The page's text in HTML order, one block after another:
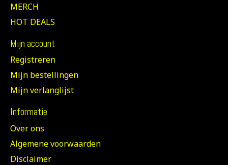
MERCH
HOT DEALS
Mijn account
Registreren
Mijn bestellingen
Mijn verlanglijst
Informatie
Over ons
Algemene voorwaarden
Disclaimer